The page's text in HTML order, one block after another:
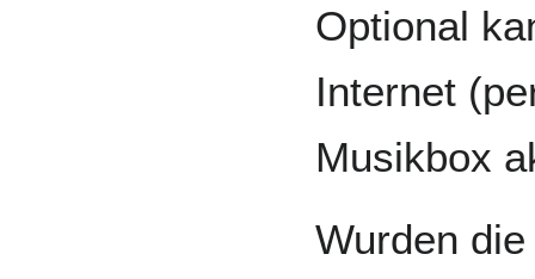
Optional
Internet
Musikbox
Wurden